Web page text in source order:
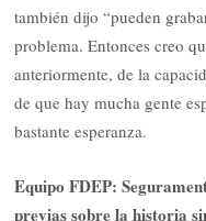
también dijo “pueden
problema. Entonces creo
anteriormente, de la
de que hay mucha gente
bastante esperanza.
Equipo FDEP:
previas sobre la historia